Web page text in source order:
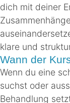
dich mit deiner
klare und
Wann der
Wenn du eine
suchst oder
Behandlung